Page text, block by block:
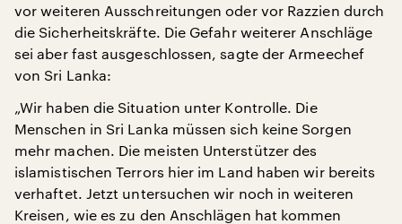
vor weiteren Ausschreitungen oder vor Razzien durch
die Sicherheitskräfte. Die Gefahr weiterer Anschläge
sei aber fast ausgeschlossen, sagte der Armeechef
von Sri Lanka:
„Wir haben die Situation unter Kontrolle. Die
Menschen in Sri Lanka müssen sich keine Sorgen
mehr machen. Die meisten Unterstützer des
islamistischen Terrors hier im Land haben wir bereits
verhaftet. Jetzt untersuchen wir noch in weiteren
Kreisen, wie es zu den Anschlägen hat kommen